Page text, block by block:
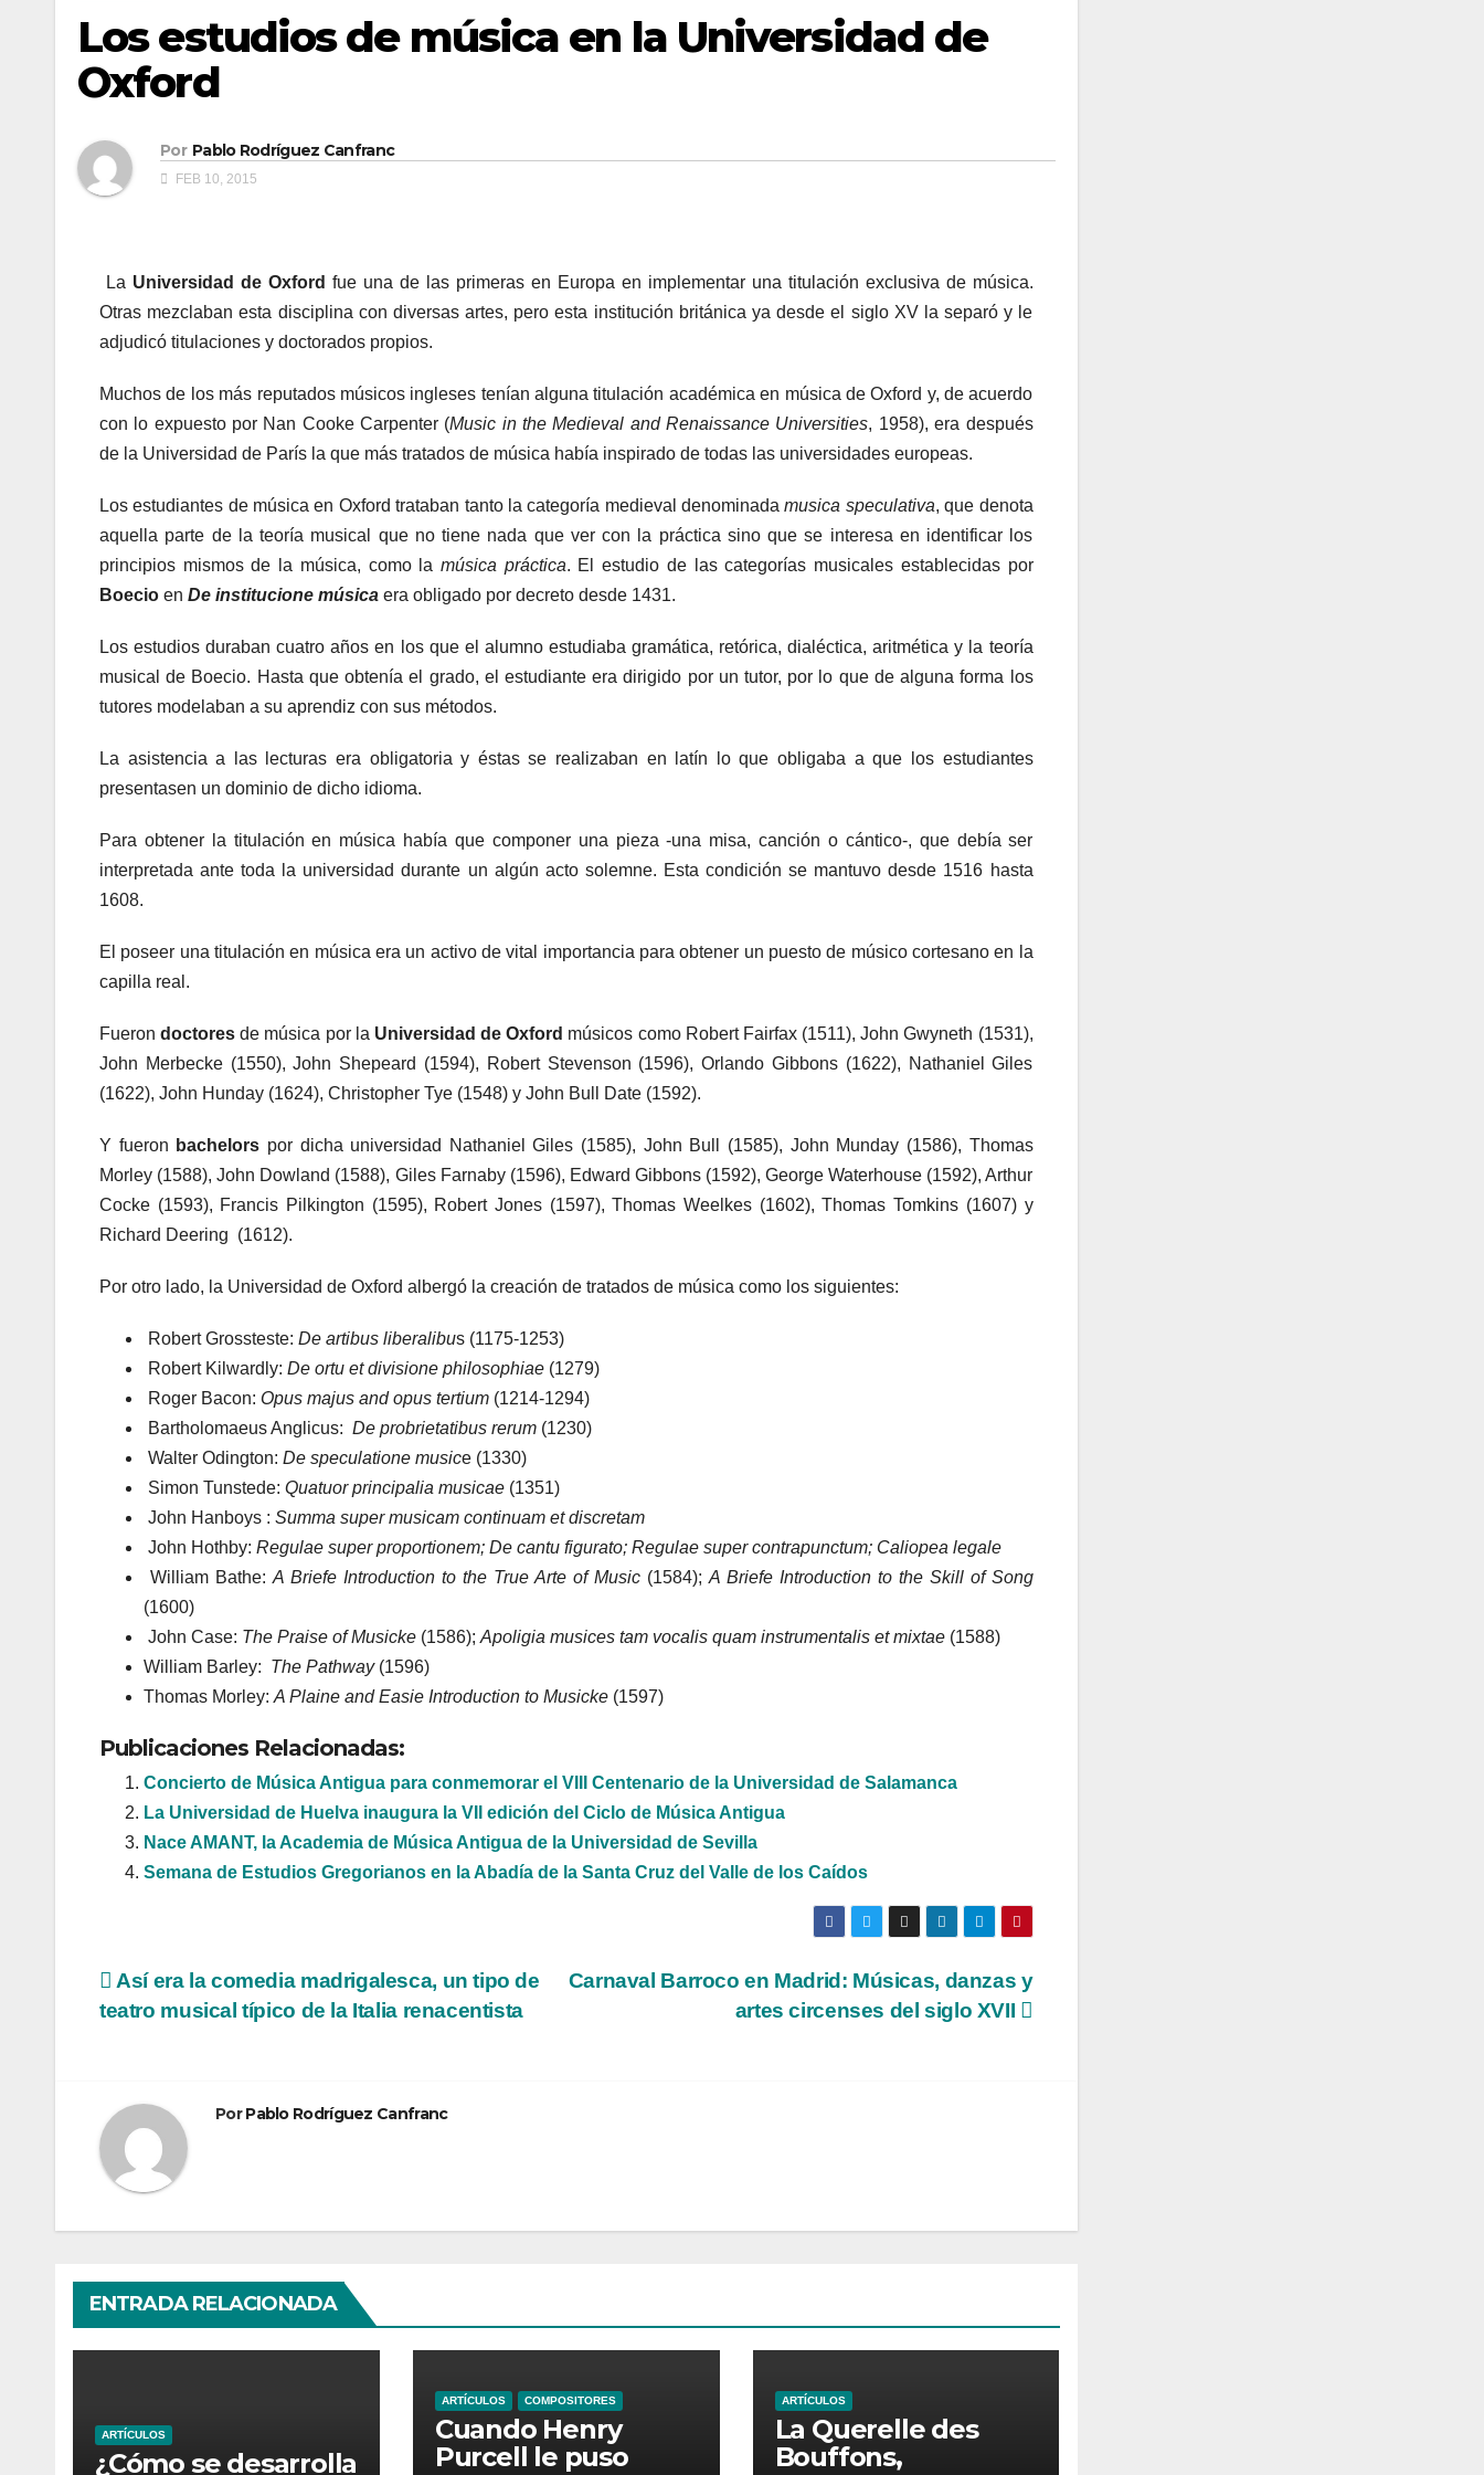
Los estudios de música en la Universidad de
Oxford
Por Pablo Rodríguez Canfranc
FEB 10, 2015
La Universidad de Oxford fue una de las primeras en Europa en implementar una titulación exclusiva de música.
Otras mezclaban esta disciplina con diversas artes, pero esta institución británica ya desde el siglo XV la separó y le
adjudicó titulaciones y doctorados propios.
Muchos de los más reputados músicos ingleses tenían alguna titulación académica en música de Oxford y, de acuerdo
con lo expuesto por Nan Cooke Carpenter (Music in the Medieval and Renaissance Universities, 1958), era después
de la Universidad de París la que más tratados de música había inspirado de todas las universidades europeas.
Los estudiantes de música en Oxford trataban tanto la categoría medieval denominadamusica speculativa, que denota
aquella parte de la teoría musical que no tiene nada que ver con la práctica sino que se interesa en identificar los
principios mismos de la música, como lamúsica práctica. El estudio de las categorías musicales establecidas por
Boecio en De institucione música era obligado por decreto desde 1431.
Los estudios duraban cuatro años en los que el alumno estudiaba gramática, retórica, dialéctica, aritmética y la teoría
musical de Boecio. Hasta que obtenía el grado, el estudiante era dirigido por un tutor, por lo que de alguna forma los
tutores modelaban a su aprendiz con sus métodos.
La asistencia a las lecturas era obligatoria y éstas se realizaban en latín lo que obligaba a que los estudiantes
presentasen un dominio de dicho idioma.
Para obtener la titulación en música había que componer una pieza -una misa, canción o cántico-, que debía ser
interpretada ante toda la universidad durante un algún acto solemne. Esta condición se mantuvo desde 1516 hasta
1608.
El poseer una titulación en música era un activo de vital importancia para obtener un puesto de músico cortesano en la
capilla real.
Fuerondoctores de música por la Universidad de Oxford músicos como Robert Fairfax (1511), John Gwyneth (1531),
John Merbecke (1550), John Shepeard (1594), Robert Stevenson (1596), Orlando Gibbons (1622), Nathaniel Giles
(1622), John Hunday (1624), Christopher Tye (1548) y John Bull Date (1592).
Y fueron bachelors por dicha universidad Nathaniel Giles (1585), John Bull (1585), John Munday (1586), Thomas
Morley (1588), John Dowland (1588), Giles Farnaby (1596), Edward Gibbons (1592), George Waterhouse (1592), Arthur
Cocke (1593), Francis Pilkington (1595), Robert Jones (1597), Thomas Weelkes (1602), Thomas Tomkins (1607) y
Richard Deering (1612).
Por otro lado, la Universidad de Oxford albergó la creación de tratados de música como los siguientes:
Robert Grossteste: De artibus liberalibus (1175-1253)
Robert Kilwardly: De ortu et divisione philosophiae (1279)
Roger Bacon: Opus majus and opus tertium (1214-1294)
Bartholomaeus Anglicus: De probrietatibus rerum (1230)
Walter Odington: De speculatione musice (1330)
Simon Tunstede: Quatuor principalia musicae (1351)
John Hanboys : Summa super musicam continuam et discretam
John Hothby: Regulae super proportionem; De cantu figurato; Regulae super contrapunctum; Caliopea legale
William Bathe: A Briefe Introduction to the True Arte of Music(1584); A Briefe Introduction to the Skill of Song
(1600)
John Case: The Praise of Musicke (1586); Apoligia musices tam vocalis quam instrumentalis et mixtae (1588)
William Barley: The Pathway(1596)
Thomas Morley: A Plaine and Easie Introduction to Musicke (1597)
Publicaciones Relacionadas:
Concierto de Música Antigua para conmemorar el VIII Centenario de la Universidad de Salamanca
La Universidad de Huelva inaugura la VII edición del Ciclo de Música Antigua
Nace AMANT, la Academia de Música Antigua de la Universidad de Sevilla
Semana de Estudios Gregorianos en la Abadía de la Santa Cruz del Valle de los Caídos
Navegación
Carnaval Barroco en Madrid: Músicas, danzas y
artes circenses del siglo XVII
Así era la comedia madrigalesca, un tipo de
teatro musical típico de la Italia renacentista
PorPablo Rodríguez Canfranc
ENTRADA RELACIONADA
ARTÍCULOS
¿Cómo se desarrolla
ARTÍCULOS COMPOSITORES
Cuando Henry
Purcell le puso
ARTÍCULOS
La Querelle des
Bouffons,